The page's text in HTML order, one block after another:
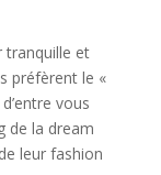
tranquille et
préfèrent le «
vous
de la dream
leur fashion